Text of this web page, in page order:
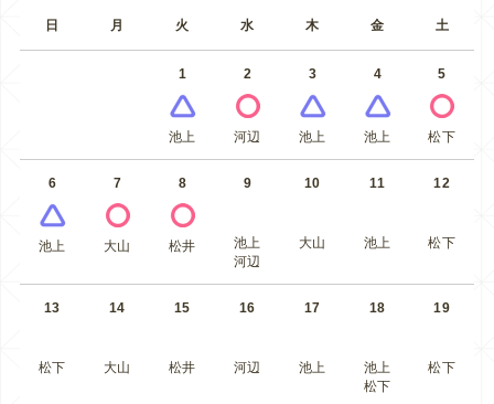
日 月 火 水 木 金 土
1
池上
2
河辺
3
池上
4
池上
5
松下
6
池上
7
大山
8
松井
9
池上
河辺
10
大山
11
池上
12
松下
13
松下
14
大山
15
松井
16
河辺
17
池上
18
池上
松下
19
松下